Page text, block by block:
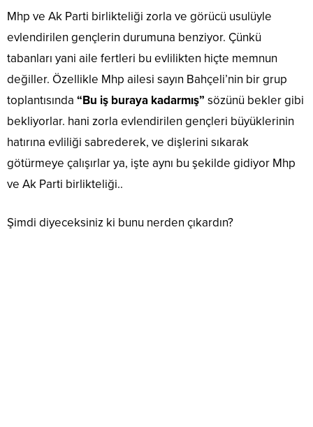
Mhp ve Ak Parti birlikteliği zorla ve görücü usulüyle
evlendirilen gençlerin durumuna benziyor. Çünkü
tabanları yani aile fertleri bu evlilikten hiçte memnun
değiller. Özellikle Mhp ailesi sayın Bahçeli’nin bir grup
toplantısında “Bu iş buraya kadarmış” sözünü bekler gibi
bekliyorlar. hani zorla evlendirilen gençleri büyüklerinin
hatırına evliliği sabrederek, ve dişlerini sıkarak
götürmeye çalışırlar ya, işte aynı bu şekilde gidiyor Mhp
ve Ak Parti birlikteliği..
Şimdi diyeceksiniz ki bunu nerden çıkardın?